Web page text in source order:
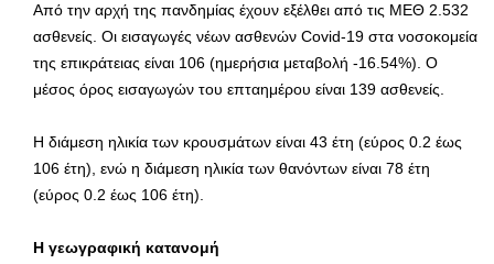
Από την αρχή της πανδημίας έχουν εξέλθει από τις ΜΕΘ 2.532
ασθενείς. Οι εισαγωγές νέων ασθενών Covid-19 στα νοσοκομεία
της επικράτειας είναι 106 (ημερήσια μεταβολή -16.54%). Ο
μέσος όρος εισαγωγών του επταημέρου είναι 139 ασθενείς.
Η διάμεση ηλικία των κρουσμάτων είναι 43 έτη (εύρος 0.2 έως
106 έτη), ενώ η διάμεση ηλικία των θανόντων είναι 78 έτη
(εύρος 0.2 έως 106 έτη).
Η γεωγραφική κατανομή